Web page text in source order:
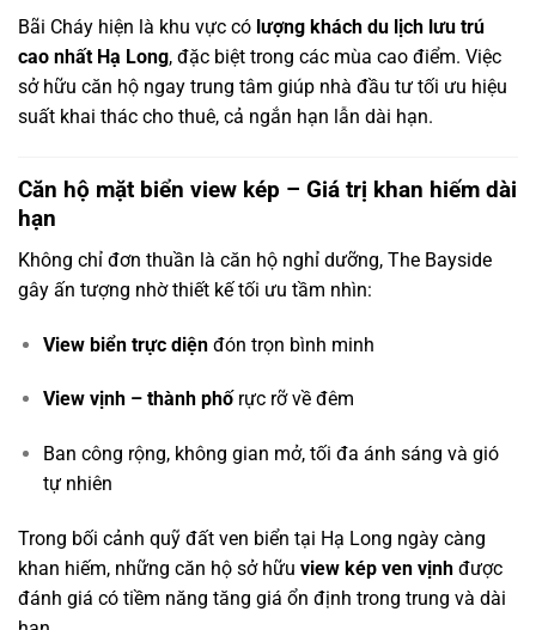
Bãi Cháy hiện là khu vực có lượng khách du lịch lưu trú
cao nhất Hạ Long, đặc biệt trong các mùa cao điểm. Việc
sở hữu căn hộ ngay trung tâm giúp nhà đầu tư tối ưu hiệu
suất khai thác cho thuê, cả ngắn hạn lẫn dài hạn.
Căn hộ mặt biển view kép – Giá trị khan hiếm dài
hạn
Không chỉ đơn thuần là căn hộ nghỉ dưỡng, The Bayside
gây ấn tượng nhờ thiết kế tối ưu tầm nhìn:
View biển trực diệnđón trọn bình minh
View vịnh – thành phốrực rỡ về đêm
Ban công rộng, không gian mở, tối đa ánh sáng và gió
tự nhiên
Trong bối cảnh quỹ đất ven biển tại Hạ Long ngày càng
khan hiếm, những căn hộ sở hữu view kép ven vịnh được
đánh giá có tiềm năng tăng giá ổn định trong trung và dài